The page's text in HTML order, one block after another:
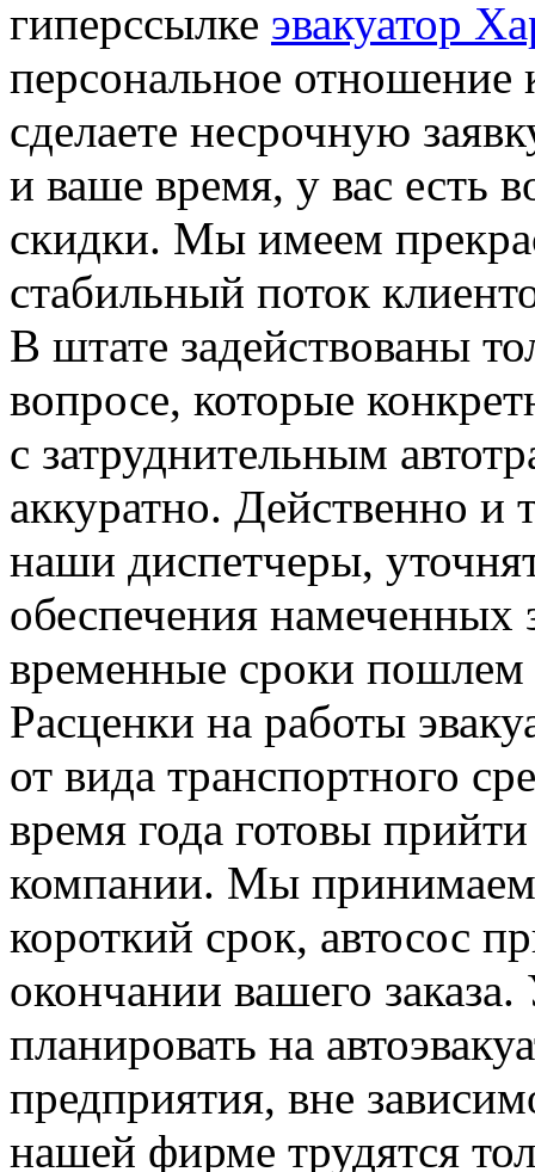
гиперссылке эвакуатор
персональное
сделаете несрочную
и ваше время, у вас есть
скидки. Мы имеем
стабильный поток
В штате задействованы
вопросе, которые
с затруднительным
аккуратно. Действенно и
наши диспетчеры,
обеспечения
временные сроки
Расценки на работы
от вида транспортного
время года готовы
компании. Мы
короткий срок, автосос
окончании вашего
планировать на
предприятия, вне
нашей фирме трудятся